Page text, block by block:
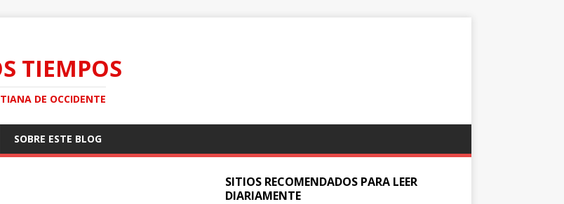
TIEMPOS
DE OCCIDENTE
SOBRE ESTE BLOG
SITIOS RECOMENDADOS PARA LEER
DIARIAMENTE